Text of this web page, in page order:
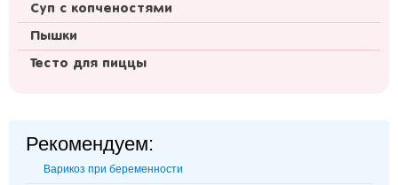
Суп с копченостями
Пышки
Тесто для пиццы
Рекомендуем:
Варикоз при беременности